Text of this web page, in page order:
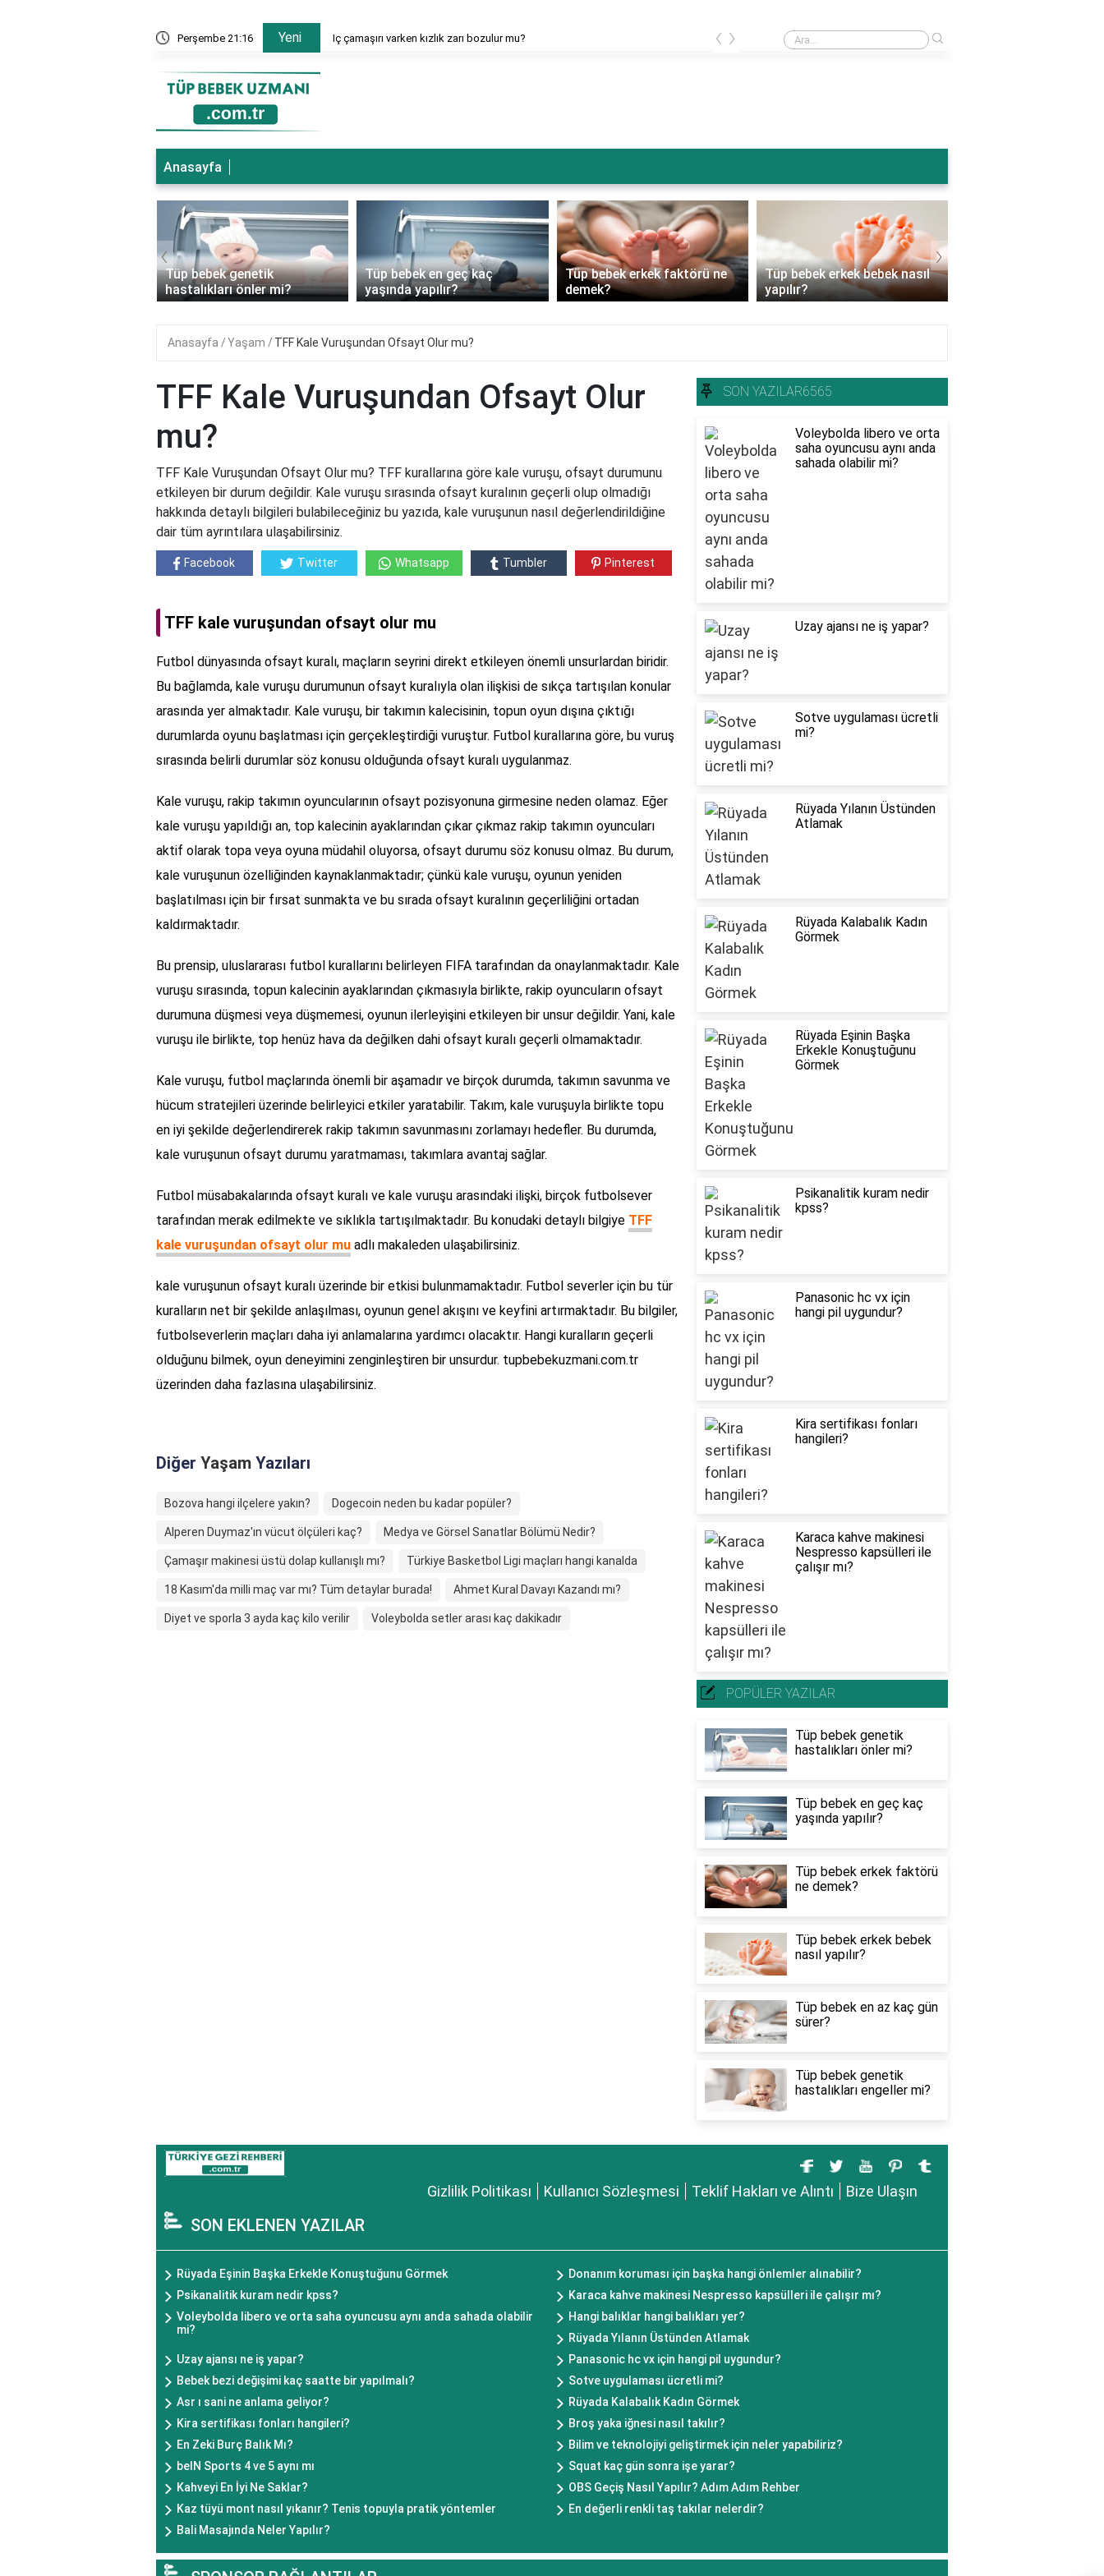
Perşembe 21:16 Yeni Iç çamaşırı varken kızlık zarı bozulur mu? Bursa Şehir Hastanesi hangi bölümler var?
‹ ›
Anasayfa
Tüp bebek genetik
hastalıkları önler mi?
Tüp bebek en geç kaç
yaşında yapılır?
Tüp bebek erkek faktörü ne
demek?
Tüp bebek erkek bebek nasıl
yapılır?
‹ ›
Anasayfa Yaşam TFF Kale Vuruşundan Ofsayt Olur mu?
TFF Kale Vuruşundan Ofsayt Olur
mu?
TFF Kale Vuruşundan Ofsayt Olur mu? TFF kurallarına göre kale vuruşu, ofsayt durumunu
etkileyen bir durum değildir. Kale vuruşu sırasında ofsayt kuralının geçerli olup olmadığı
hakkında detaylı bilgileri bulabileceğiniz bu yazıda, kale vuruşunun nasıl değerlendirildiğine
dair tüm ayrıntılara ulaşabilirsiniz.
Facebook Twitter Whatsapp Tumbler Pinterest
TFF kale vuruşundan ofsayt olur mu
Futbol dünyasında ofsayt kuralı, maçların seyrini direkt etkileyen önemli unsurlardan biridir.
Bu bağlamda, kale vuruşu durumunun ofsayt kuralıyla olan ilişkisi de sıkça tartışılan konular
arasında yer almaktadır. Kale vuruşu, bir takımın kalecisinin, topun oyun dışına çıktığı
durumlarda oyunu başlatması için gerçekleştirdiği vuruştur. Futbol kurallarına göre, bu vuruş
sırasında belirli durumlar söz konusu olduğunda ofsayt kuralı uygulanmaz.
Kale vuruşu, rakip takımın oyuncularının ofsayt pozisyonuna girmesine neden olamaz. Eğer
kale vuruşu yapıldığı an, top kalecinin ayaklarından çıkar çıkmaz rakip takımın oyuncuları
aktif olarak topa veya oyuna müdahil oluyorsa, ofsayt durumu söz konusu olmaz. Bu durum,
kale vuruşunun özelliğinden kaynaklanmaktadır; çünkü kale vuruşu, oyunun yeniden
başlatılması için bir fırsat sunmakta ve bu sırada ofsayt kuralının geçerliliğini ortadan
kaldırmaktadır.
Bu prensip, uluslararası futbol kurallarını belirleyen FIFA tarafından da onaylanmaktadır. Kale
vuruşu sırasında, topun kalecinin ayaklarından çıkmasıyla birlikte, rakip oyuncuların ofsayt
durumuna düşmesi veya düşmemesi, oyunun ilerleyişini etkileyen bir unsur değildir. Yani, kale
vuruşu ile birlikte, top henüz hava da değilken dahi ofsayt kuralı geçerli olmamaktadır.
Kale vuruşu, futbol maçlarında önemli bir aşamadır ve birçok durumda, takımın savunma ve
hücum stratejileri üzerinde belirleyici etkiler yaratabilir. Takım, kale vuruşuyla birlikte topu
en iyi şekilde değerlendirerek rakip takımın savunmasını zorlamayı hedefler. Bu durumda,
kale vuruşunun ofsayt durumu yaratmaması, takımlara avantaj sağlar.
Futbol müsabakalarında ofsayt kuralı ve kale vuruşu arasındaki ilişki, birçok futbolsever
tarafından merak edilmekte ve sıklıkla tartışılmaktadır. Bu konudaki detaylı bilgiye TFF
kale vuruşundan ofsayt olur mu adlı makaleden ulaşabilirsiniz.
kale vuruşunun ofsayt kuralı üzerinde bir etkisi bulunmamaktadır. Futbol severler için bu tür
kuralların net bir şekilde anlaşılması, oyunun genel akışını ve keyfini artırmaktadır. Bu bilgiler,
futbolseverlerin maçları daha iyi anlamalarına yardımcı olacaktır. Hangi kuralların geçerli
olduğunu bilmek, oyun deneyimini zenginleştiren bir unsurdur. tupbebekuzmani.com.tr
üzerinden daha fazlasına ulaşabilirsiniz.
Diğer Yaşam Yazıları
Bozova hangi ilçelere yakın? Dogecoin neden bu kadar popüler?
Alperen Duymaz'ın vücut ölçüleri kaç? Medya ve Görsel Sanatlar Bölümü Nedir?
Çamaşır makinesi üstü dolap kullanışlı mı? Türkiye Basketbol Ligi maçları hangi kanalda
18 Kasım'da milli maç var mı? Tüm detaylar burada! Ahmet Kural Davayı Kazandı mı?
Diyet ve sporla 3 ayda kaç kilo verilir Voleybolda setler arası kaç dakikadır
SON YAZILAR6565
Voleybolda libero ve orta
saha oyuncusu aynı anda
sahada olabilir mi?
Uzay ajansı ne iş yapar?
Sotve uygulaması ücretli
mi?
Rüyada Yılanın Üstünden
Atlamak
Rüyada Kalabalık Kadın
Görmek
Rüyada Eşinin Başka
Erkekle Konuştuğunu
Görmek
Psikanalitik kuram nedir
kpss?
Panasonic hc vx için
hangi pil uygundur?
Kira sertifikası fonları
hangileri?
Karaca kahve makinesi
Nespresso kapsülleri ile
çalışır mı?
POPÜLER YAZILAR
Tüp bebek genetik
hastalıkları önler mi?
Tüp bebek en geç kaç
yaşında yapılır?
Tüp bebek erkek faktörü
ne demek?
Tüp bebek erkek bebek
nasıl yapılır?
Tüp bebek en az kaç gün
sürer?
Tüp bebek genetik
hastalıkları engeller mi?
Gizlilik Politikası Kullanıcı Sözleşmesi Teklif Hakları ve Alıntı Bize Ulaşın
SON EKLENEN YAZILAR
Rüyada Eşinin Başka Erkekle Konuştuğunu Görmek
Donanım koruması için başka hangi önlemler alınabilir?
Psikanalitik kuram nedir kpss?
Karaca kahve makinesi Nespresso kapsülleri ile çalışır mı?
Voleybolda libero ve orta saha oyuncusu aynı anda sahada olabilir
mi?
Hangi balıklar hangi balıkları yer?
Rüyada Yılanın Üstünden Atlamak
Uzay ajansı ne iş yapar?
Panasonic hc vx için hangi pil uygundur?
Bebek bezi değişimi kaç saatte bir yapılmalı?
Sotve uygulaması ücretli mi?
Asr ı sani ne anlama geliyor?
Rüyada Kalabalık Kadın Görmek
Kira sertifikası fonları hangileri?
Broş yaka iğnesi nasıl takılır?
En Zeki Burç Balık Mı?
Bilim ve teknolojiyi geliştirmek için neler yapabiliriz?
beIN Sports 4 ve 5 aynı mı
Squat kaç gün sonra işe yarar?
Kahveyi En İyi Ne Saklar?
OBS Geçiş Nasıl Yapılır? Adım Adım Rehber
Kaz tüyü mont nasıl yıkanır? Tenis topuyla pratik yöntemler
En değerli renkli taş takılar nelerdir?
Bali Masajında Neler Yapılır?